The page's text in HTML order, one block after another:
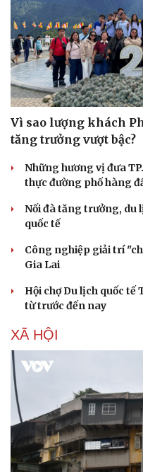
Vì sao lượng khách
tăng trưởng vượt bậc?
Những hương vị đưa
thực đường phố hàng
Nối đà tăng trưởng, du
quốc tế
Công nghiệp giải trí
Gia Lai
Hội chợ Du lịch quốc tế
từ trước đến nay
XÃ HỘI